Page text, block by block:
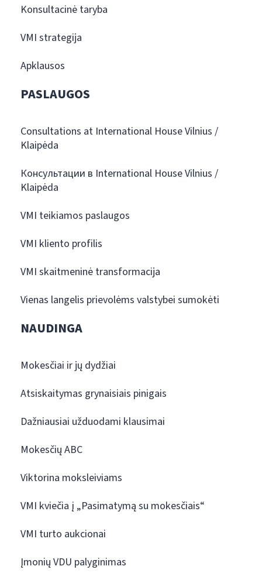
Konsultacinė taryba
VMI strategija
Apklausos
PASLAUGOS
Consultations at International House Vilnius /
Klaipėda
Консультации в International House Vilnius /
Klaipėda
VMI teikiamos paslaugos
VMI kliento profilis
VMI skaitmeninė transformacija
Vienas langelis prievolėms valstybei sumokėti
NAUDINGA
Mokesčiai ir jų dydžiai
Atsiskaitymas grynaisiais pinigais
Dažniausiai užduodami klausimai
Mokesčių ABC
Viktorina moksleiviams
VMI kviečia į „Pasimatymą su mokesčiais“
VMI turto aukcionai
Įmonių VDU palyginimas